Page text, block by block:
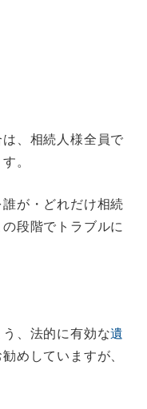
、相続人様全員で
。
が・どれだけ相続
段階でトラブルに
、法的に有効な遺
めしていますが、